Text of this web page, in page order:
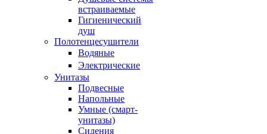
встраиваемые
Гигиенический
душ
Полотенцесушители
ㅤВодяные
ㅤЭлектрические
Унитазы
Подвесные
Напольные
Умные (смарт-
унитазы)
Сидения